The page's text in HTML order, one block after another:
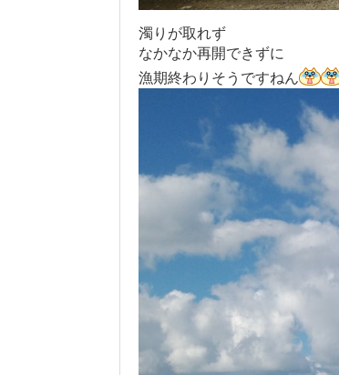
濁りが取れず
なかなか再開できずに
漁期終わりそうですねん